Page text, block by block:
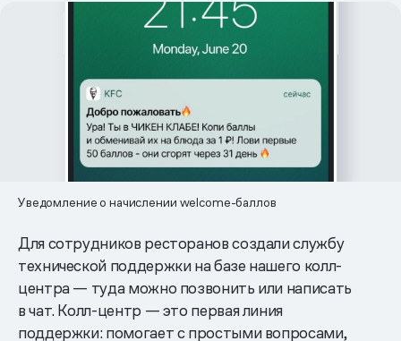
Уведомление о начислении welcome-баллов
Для сотрудников ресторанов создали службу
технической поддержки на базе нашего колл-
центра — туда можно позвонить или написать
в чат. Колл-центр — это первая линия
поддержки: помогает с простыми вопросами,